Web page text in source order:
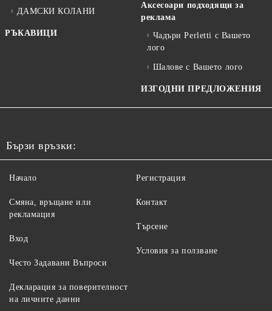
ДАМСКИ КОЛАНИ
РЪКАВИЦИ
Аксесоари подходящи за
реклама
Чадъри Perletti с Вашето
лого
Шалове с Вашето лого
ИЗГОДНИ ПРЕДЛОЖЕНИЯ
Бързи връзки:
Начало
Смяна, връщане или
рекламация
Вход
Често Задавани Въпроси
Регистрация
Контакт
Търсене
Условия за ползване
Декларация за поверителност
на личните данни